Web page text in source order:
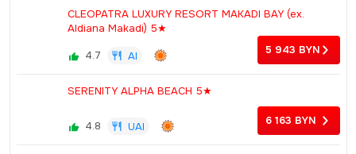
CLEOPATRA LUXURY RESORT MAKADI BAY (ex.
Aldiana Makadi) 5★
4.7
AI 5 943 BYN
SERENITY ALPHA BEACH 5★
4.8 UAI 6 163 BYN